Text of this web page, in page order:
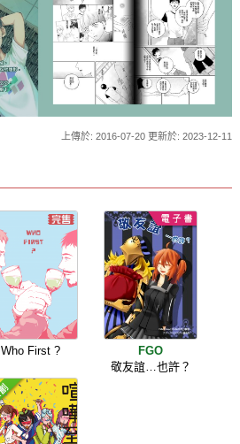
上傳於: 2016-07-20 更新於: 2023-12-11
Who First ?
FGO
敬友誼…也許？